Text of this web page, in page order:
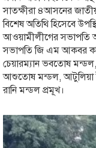
সাতক্ষীরা ৪আসনের
বিশেষ অতিথি হিসেবে
আওয়ামীলীগের সভাপতি
সভাপতি জি এম আকবর
চেয়ারম্যান ভবতোষ
আশুতোষ মন্ডল, আটুলিয়া
রানি মন্ডল প্রমূখ।